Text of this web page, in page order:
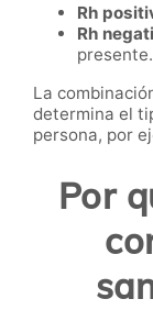
Rh
Rh
presente.
La
determina el
persona, por
Por